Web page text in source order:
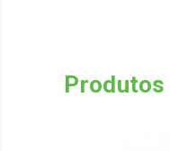
Produtos